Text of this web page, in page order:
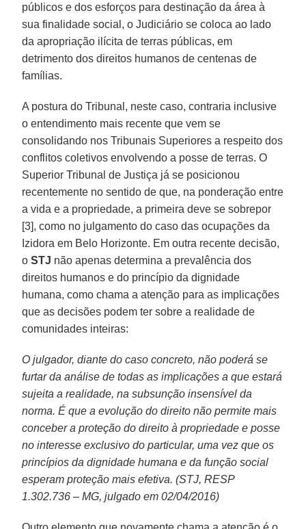
públicos e dos esforços para destinação da área à
sua finalidade social, o Judiciário se coloca ao lado
da apropriação ilícita de terras públicas, em
detrimento dos direitos humanos de centenas de
famílias.
A postura do Tribunal, neste caso, contraria inclusive
o entendimento mais recente que vem se
consolidando nos Tribunais Superiores a respeito dos
conflitos coletivos envolvendo a posse de terras. O
Superior Tribunal de Justiça já se posicionou
recentemente no sentido de que, na ponderação entre
a vida e a propriedade, a primeira deve se sobrepor
[3], como no julgamento do caso das ocupações da
Izidora em Belo Horizonte. Em outra recente decisão,
oSTJ não apenas determina a prevalência dos
direitos humanos e do princípio da dignidade
humana, como chama a atenção para as implicações
que as decisões podem ter sobre a realidade de
comunidades inteiras:
O julgador, diante do caso concreto, não poderá se
furtar da análise de todas as implicações a que estará
sujeita a realidade, na subsunção insensível da
norma. É que a evolução do direito não permite mais
conceber a proteção do direito à propriedade e posse
no interesse exclusivo do particular, uma vez que os
princípios da dignidade humana e da função social
esperam proteção mais efetiva. (STJ, RESP
1.302.736 – MG, julgado em 02/04/2016)